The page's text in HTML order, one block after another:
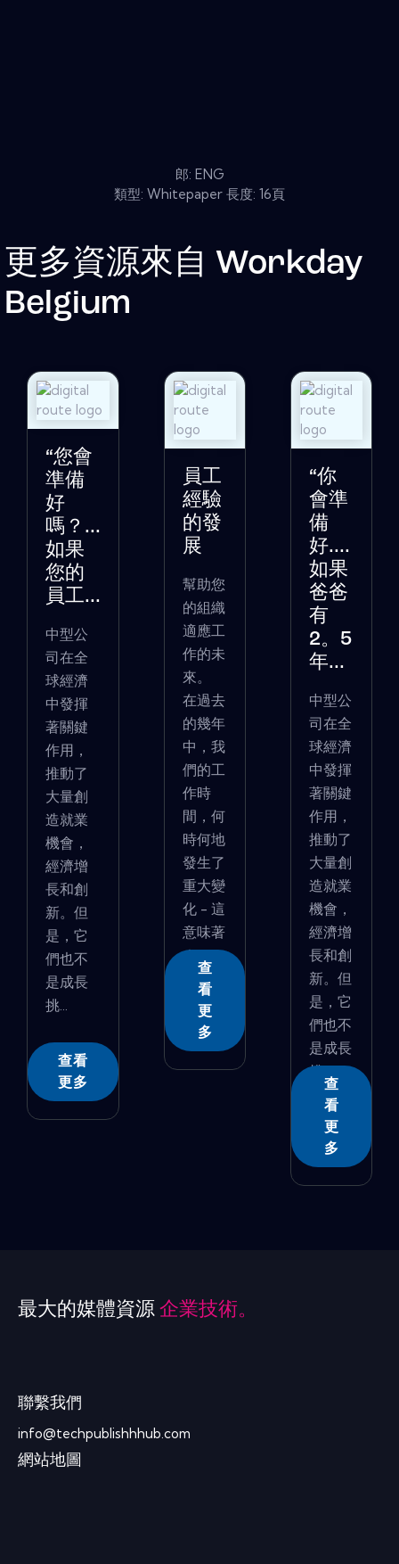
郎: ENG
類型: Whitepaper 長度: 16頁
更多資源來自 Workday
Belgium
“您會
準備
好
嗎？...
如果
您的
員工...
中型公
司在全
球經濟
中發揮
著關鍵
作用，
推動了
大量創
造就業
機會，
經濟增
長和創
新。但
是，它
們也不
是成長
挑...
查看
更多
員工
經驗
的發
展
幫助您
的組織
適應工
作的未
來。
在過去
的幾年
中，我
們的工
作時
間，何
時何地
發生了
重大變
化 - 這
意味著
�...
查
看
更
多
“你
會準
備
好....
如果
爸爸
有
2。5
年...
中型公
司在全
球經濟
中發揮
著關鍵
作用，
推動了
大量創
造就業
機會，
經濟增
長和創
新。但
是，它
們也不
是成長
挑...
查
看
更
多
最大的媒體資源 企業技術。
聯繫我們
info@techpublishhhub.com
網站地圖